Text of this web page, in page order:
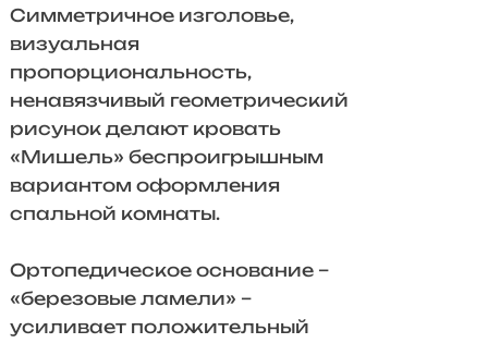
Симметричное изголовье,
визуальная
пропорциональность,
ненавязчивый геометрический
рисунок делают кровать
«Мишель» беспроигрышным
вариантом оформления
спальной комнаты.
Ортопедическое основание –
«березовые ламели» –
усиливает положительный